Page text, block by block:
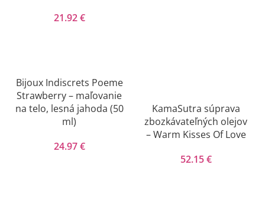
21.92€
Bijoux Indiscrets Poeme
Strawberry – maľovanie
na telo, lesná jahoda (50
ml)
24.97€
KamaSutra súprava
zbozkávateľných olejov
– Warm Kisses Of Love
52.15€